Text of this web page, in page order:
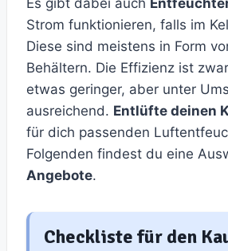
Es gibt dabei auch
Strom funktionieren, falls im
Diese sind meistens in Form
Behältern. Die Effizienz ist
etwas geringer, aber unter
ausreichend. Entlüfte deinen
für dich passenden
Folgenden findest du eine
Angebote.
Checkliste für den